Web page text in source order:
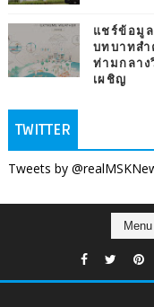
แชร์ข้อมู
บทบาทส
ท่ามกลา
เผชิญ
TWITTER
Tweets by